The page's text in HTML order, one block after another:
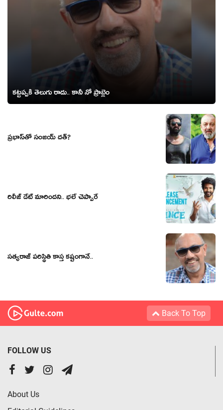
క‌ట్ట‌ప్పకి తెలుగు రాదు.. కానీ నో ప్రాబ్లెం
ప్రభాస్‌తో సంజయ్ దత్?
రిలీజ్ డేట్ మారిందని.. భలే చెప్పారే
సత్యరాజ్ పరిస్థితి కాస్త కష్టంగానే..
Back To Top
FOLLOW US
About Us